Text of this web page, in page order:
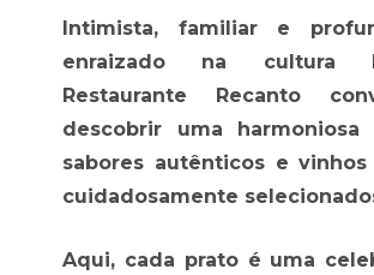
Intimista, familiar e
enraizado na cultura
Restaurante Recanto
descobrir uma harmoniosa
sabores autênticos e vinhos
cuidadosamente
Aqui, cada prato é uma